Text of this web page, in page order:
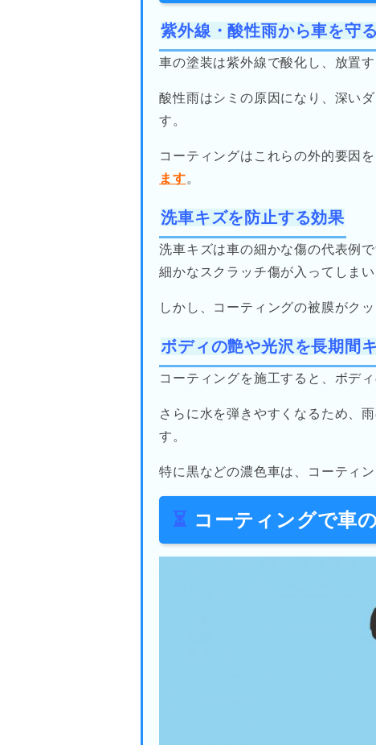
紫外線・酸性雨から車を守る
車の塗装は紫外線で酸化し、放置
酸性雨はシミの原因になり、深い
す。
コーティングはこれらの外的要因
ます。
洗車キズを防止する効果
洗車キズは車の細かな傷の代表例
細かなスクラッチ傷が入ってしまい
しかし、コーティングの被膜がク
ボディの艶や光沢を長期間
コーティングを施工すると、ボデ
さらに水を弾きやすくなるため、
す。
特に黒などの濃色車は、コーティ
⏳ コーティングで車